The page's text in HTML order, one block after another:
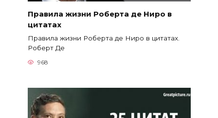
Правила жизни Роберта де Ниро в
цитатах
Правила жизни Роберта де Ниро в цитатах.
Роберт Де
968